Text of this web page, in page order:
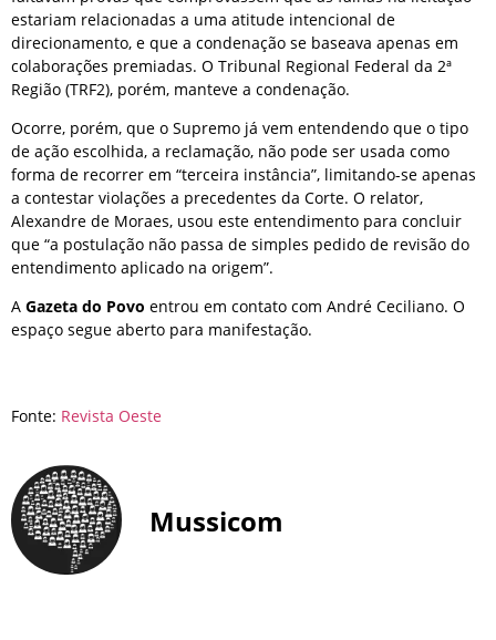
estariam relacionadas a uma atitude intencional de
direcionamento, e que a condenação se baseava apenas em
colaborações premiadas. O Tribunal Regional Federal da 2ª
Região (TRF2), porém, manteve a condenação.
Ocorre, porém, que o Supremo já vem entendendo que o tipo
de ação escolhida, a reclamação, não pode ser usada como
forma de recorrer em “terceira instância”, limitando-se apenas
a contestar violações a precedentes da Corte. O relator,
Alexandre de Moraes, usou este entendimento para concluir
que “a postulação não passa de simples pedido de revisão do
entendimento aplicado na origem”.
A Gazeta do Povo entrou em contato com André Ceciliano. O
espaço segue aberto para manifestação.
Fonte: Revista Oeste
Mussicom